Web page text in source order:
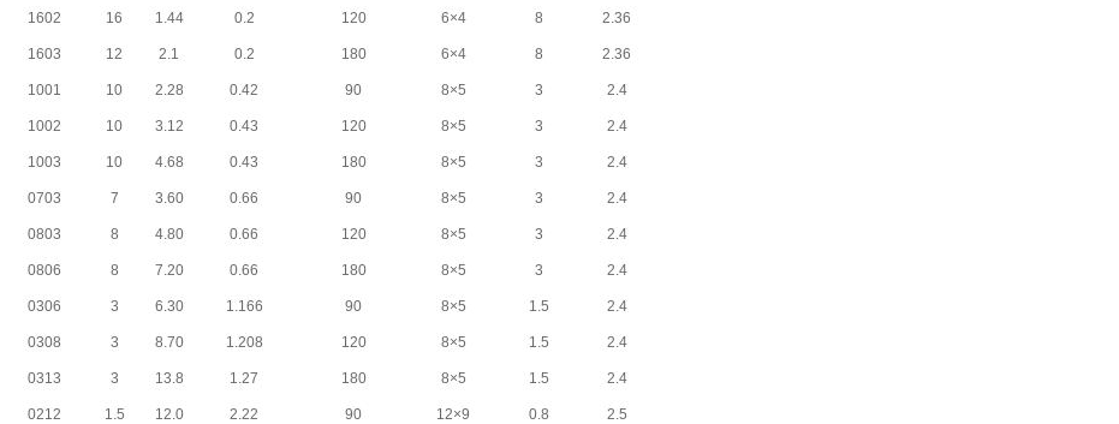
1602 16 1.44 0.2 120 6×4 8 2.36
1603 12 2.1 0.2 180 6×4 8 2.36
1001 10 2.28 0.42 90 8×5 3 2.4
1002 10 3.12 0.43 120 8×5 3 2.4
1003 10 4.68 0.43 180 8×5 3 2.4
0703 7 3.60 0.66 90 8×5 3 2.4
0803 8 4.80 0.66 120 8×5 3 2.4
0806 8 7.20 0.66 180 8×5 3 2.4
0306 3 6.30 1.166 90 8×5 1.5 2.4
0308 3 8.70 1.208 120 8×5 1.5 2.4
0313 3 13.8 1.27 180 8×5 1.5 2.4
0212 1.5 12.0 2.22 90 12×9 0.8 2.5